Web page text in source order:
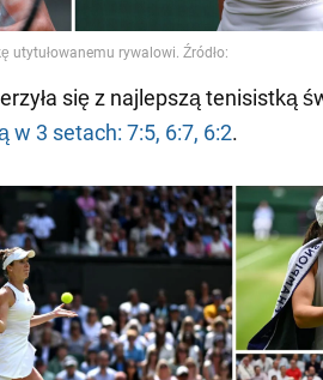
się z najlepszą tenisistką
w 3 setach: 7:5, 6:7, 6:2.